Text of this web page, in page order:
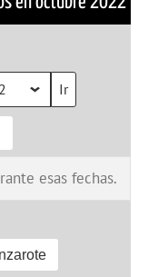
esas fechas.